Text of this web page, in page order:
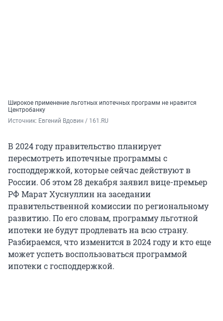
Широкое применение льготных ипотечных программ не нравится
Центробанку
Источник: Евгений Вдовин / 161.RU
В 2024 году правительство планирует
пересмотреть ипотечные программы с
господдержкой, которые сейчас действуют в
России. Об этом 28 декабря заявил вице-премьер
РФ Марат Хуснуллин на заседании
правительственной комиссии по региональному
развитию. По его словам, программу льготной
ипотеки не будут продлевать на всю страну.
Разбираемся, что изменится в 2024 году и кто еще
может успеть воспользоваться программой
ипотеки с господдержкой.